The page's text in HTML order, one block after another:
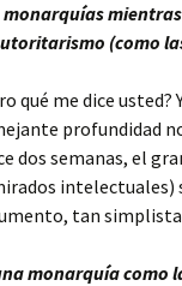
monarquías
(como
qué me dice
profundidad
dos semanas, el
intelectuales)
tan
monarquía como